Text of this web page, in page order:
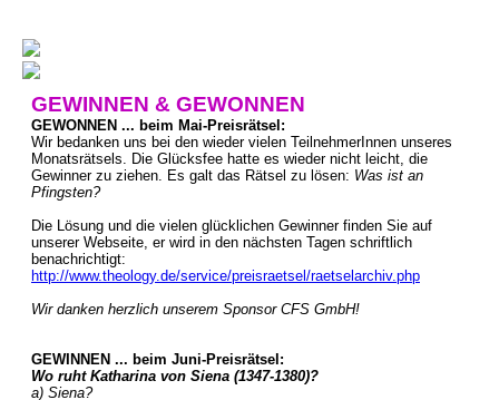
GEWINNEN & GEWONNEN
GEWONNEN ... beim Mai-Preisrätsel:
Wir bedanken uns bei den wieder vielen TeilnehmerInnen unseres
Monatsrätsels. Die Glücksfee hatte es wieder nicht leicht, die
Gewinner zu ziehen. Es galt das Rätsel zu lösen: Was ist an
Pfingsten?
Die Lösung und die vielen glücklichen Gewinner finden Sie auf
unserer Webseite, er wird in den nächsten Tagen schriftlich
benachrichtigt:
http://www.theology.de/service/preisraetsel/raetselarchiv.php
Wir danken herzlich unserem Sponsor CFS GmbH!
GEWINNEN ... beim Juni-Preisrätsel:
Wo ruht Katharina von Siena (1347-1380)?
a) Siena?